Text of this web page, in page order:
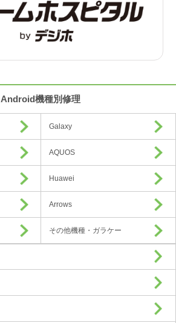
Android機種別修理
Galaxy
AQUOS
Huawei
Arrows
その他機種・ガラケー